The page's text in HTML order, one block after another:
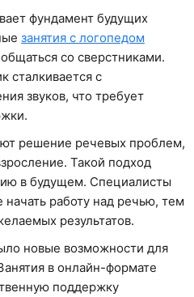
фундамент будущих
занятия с логопедом
со сверстниками.
сталкивается с
звуков, что требует
решение речевых проблем,
Такой подход
в будущем. Специалисты
работу над речью, тем
результатов.
новые возможности для
в онлайн-формате
поддержку